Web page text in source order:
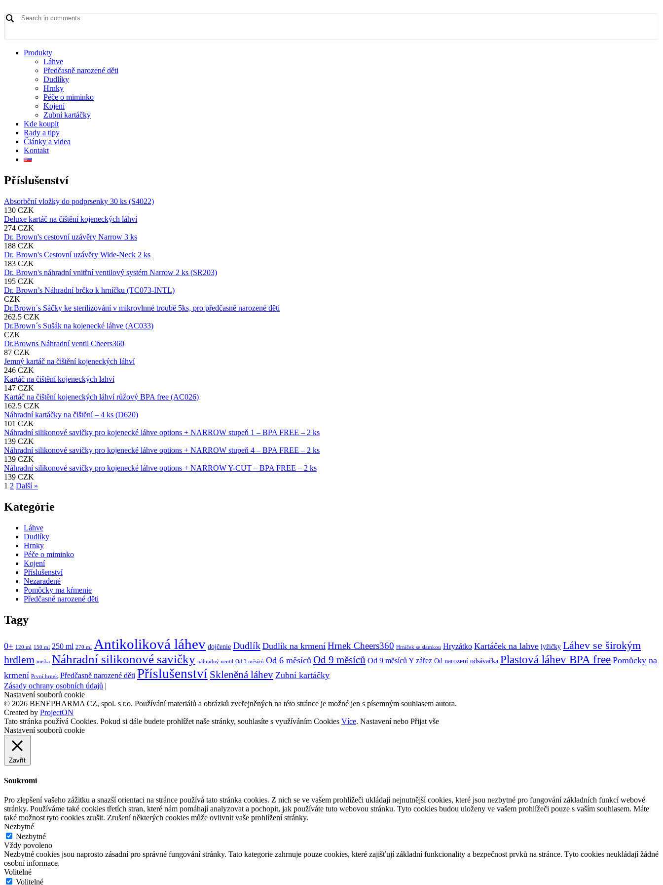
Produkty
Láhve
Předčasně narozené děti
Dudlíky
Hrnky
Péče o miminko
Kojení
Zubní kartáčky
Kde koupit
Rady a tipy
Články a videa
Kontakt
Příslušenství
Absorbční vložky do podprsenky 30 ks (S4022)
130 CZK
Deluxe kartáč na čištění kojeneckých láhví
274 CZK
Dr. Brown's cestovní uzávěry Narrow 3 ks
188 CZK
Dr. Brown's Cestovní uzávěry Wide-Neck 2 ks
183 CZK
Dr. Brown's náhradní vnitřní ventilový systém Narrow 2 ks (SR203)
195 CZK
Dr. Brown’s Náhradní brčko k hrníčku (TC073-INTL)
CZK
Dr.Brown´s Sáčky ke sterilizování v mikrovlnné troubě 5ks, pro předčasně narozené děti
262.5 CZK
Dr.Brown´s Sušák na kojenecké láhve (AC033)
CZK
Dr.Browns Náhradní ventil Cheers360
87 CZK
Jemný kartáč na čištění kojeneckých láhví
246 CZK
Kartáč na čištění kojeneckých lahví
147 CZK
Kartáč na čištění kojeneckých láhví růžový BPA free (AC026)
162.5 CZK
Náhradní kartáčky na čištění – 4 ks (D620)
101 CZK
Náhradní silikonové savičky pro kojenecké láhve options + NARROW stupeň 1 – BPA FREE – 2 ks
139 CZK
Náhradní silikonové savičky pro kojenecké láhve options + NARROW stupeň 4 – BPA FREE – 2 ks
139 CZK
Náhradní silikonové savičky pro kojenecké láhve options + NARROW Y-CUT – BPA FREE – 2 ks
139 CZK
1 2 Další »
Kategórie
Láhve
Dudlíky
Hrnky
Péče o miminko
Kojení
Příslušenství
Nezaradené
Pomôcky ma kŕmenie
Předčasně narozené děti
Tagy
0+ 120 ml 150 ml 250 ml 270 ml Antikoliková láhev dojčenie Dudlík Dudlík na krmení Hrnek Cheers360 Hrníček se slamkou Hryzátko Kartáček na lahve lyžičky Láhev se širokým
hrdlem miska Náhradní silikonové savičky náhradný ventil Od 3 měsíců Od 6 měsíců Od 9 měsíců Od 9 měsíců Y zářez Od narození odsávačka Plastová láhev BPA free Pomůcky na
krmení První hrnek Předčasně narozené děti Příslušenství Skleněná láhev Zubní kartáčky
Zásady ochrany osobních údajů |
Nastavení souborů cookie
© 2026 BENEPHARMA CZ, spol. s r.o. Používání materiálů a obrázků zveřejněných na této stránce je možné jen s písemným souhlasem autora.
Created by ProjectON
Tato stránka používá Cookies. Pokud si dále budete prohlížet naše stránky, souhlasíte s využíváním Cookies Více. Nastavenínebo Přijat vše
Nastavení souborů cookie
Zavřít
Soukromí
Pro zlepšení vašeho zážitku a snazší orientaci na stránce používá tato stránka cookies. Z nich se ve vašem prohlížeči ukládají nejnutnější cookies, které jsou nezbytné pro fungování základních funkcí webové
stránky. Používáme také cookies třetích stran, které nám pomáhají analyzovat a pochopit, jak používáte tuto webovou stránku. Tyto cookies budou uloženy ve vašem prohlížeči pouze s vaším souhlasem. Máte
také možnost tyto cookies zrušit. Zrušení některých cookies může ovlivnit vaše prohlížení stránky.
Nezbytné
Nezbytné
Vždy povoleno
Nezbytné cookies jsou naprosto zásadní pro správné fungování stránky. Tato kategorie zahrnuje pouze cookies, které zajišťují základní funkcionality a bezpečnost prvků na stránce. Tyto cookies neukládají žádné
osobní informace.
Volitelné
Volitelné